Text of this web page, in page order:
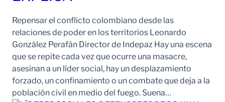
Repensar el conflicto colombiano desde las
relaciones de poder en los territorios Leonardo
González Perafán Director de Indepaz Hay una escena
que se repite cada vez que ocurre una masacre,
asesinan a un líder social, hay un desplazamiento
forzado, un confinamiento o un combate que deja a la
población civil en medio del fuego. Suena…